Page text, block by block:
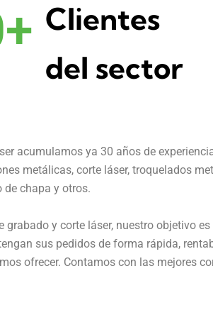
+ Clientes
del sector
acumulamos ya 30 años de
metálicas, corte láser, troquelados
de chapa y otros.
grabado y corte láser, nuestro objetivo
sus pedidos de forma rápida,
ofrecer. Contamos con las mejores